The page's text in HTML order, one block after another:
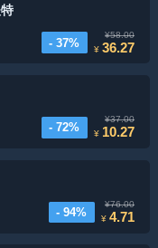
- 37%
¥58.00
¥36.27
- 72%
¥37.00
¥ 10.27
- 94%
¥76.00
¥4.71